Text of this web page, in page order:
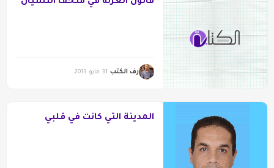
رف الكتب 31 مايو 2013
المدينة التي كانت في قلبي